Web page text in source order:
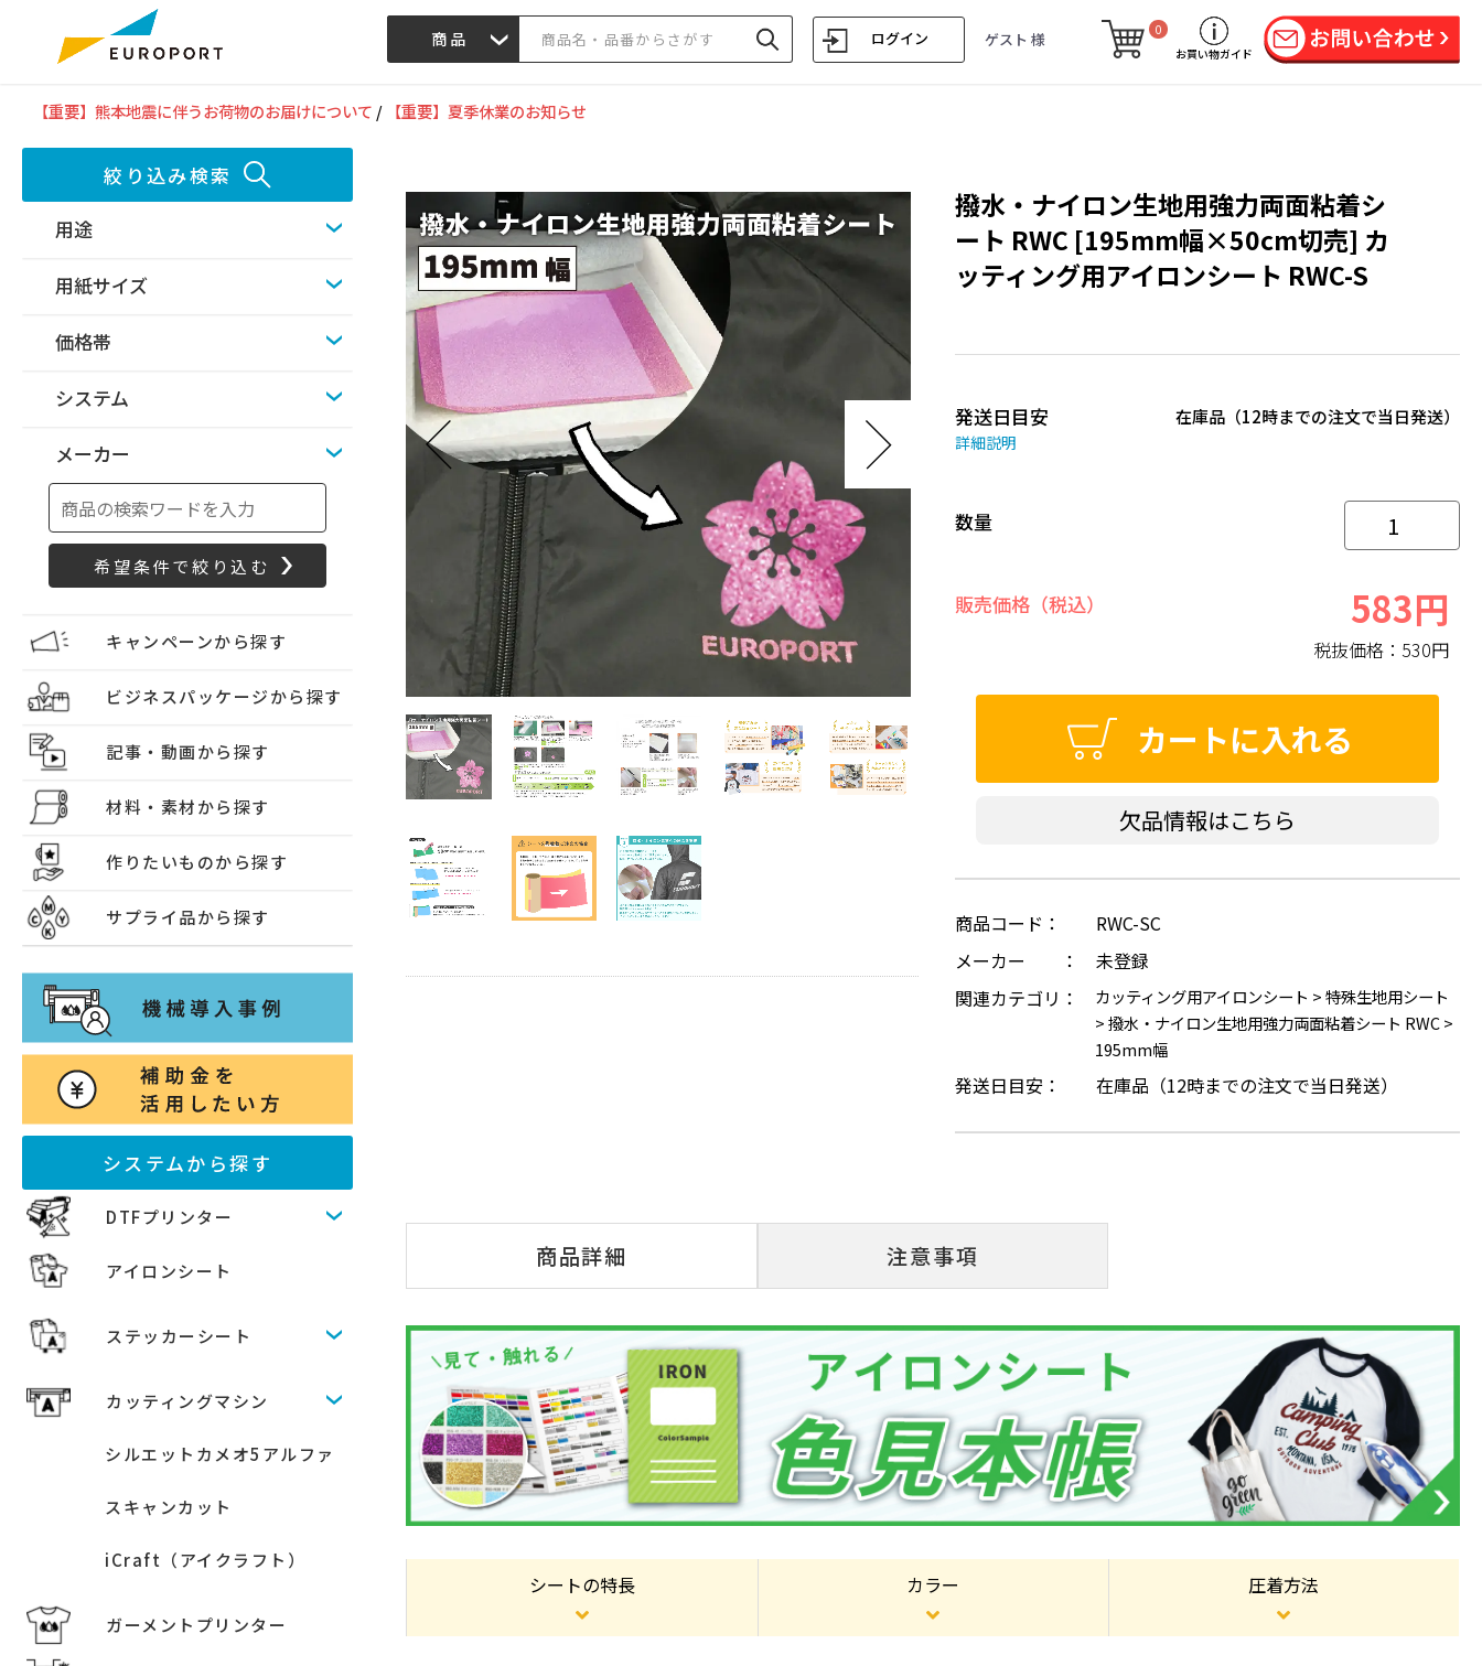
商品 ログイン ゲスト 様
0
お買い物ガイド
【重要】熊本地震に伴うお荷物のお届けについて / 【重要】夏季休業のお知らせ
絞り込み検索
用途
用紙サイズ
価格帯
システム
メーカー
キャンペーンから探す
ビジネスパッケージから探す
記事・動画から探す
材料・素材から探す
作りたいものから探す
サプライ品から探す
システムから探す
DTFプリンター
アイロンシート
ステッカーシート
カッティングマシン
シルエットカメオ5アルファ
スキャンカット
iCraft（アイクラフト）
ガーメントプリンター
撥水・ナイロン生地用強力両面粘着シ
ート RWC [195mm幅×50cm切売] カ
ッティング用アイロンシート RWC-S
発送日目安
詳細説明
在庫品（12時までの注文で当日発送）
数量
販売価格（税込） 583円
税抜価格： 530円
カートに入れる
欠品情報はこちら
商品コード：
RWC-SC
メーカー ：
未登録
関連カテゴリ：
カッティング用アイロンシート >特殊生地用シート
>撥水・ナイロン生地用強力両面粘着シート RWC>
195mm幅
発送日目安： 在庫品（12時までの注文で当日発送）
商品詳細 注意事項
シートの特長 カラー 圧着方法